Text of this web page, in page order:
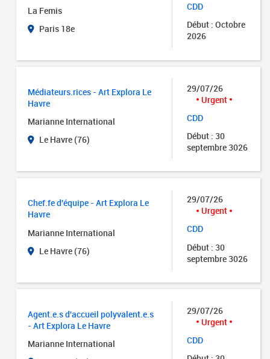
La Femis
Paris 18e
CDD
Début : Octobre
2026
Médiateurs.rices - Art Explora Le
Havre
Marianne International
Le Havre (76)
29/07/26
Urgent
CDD
Début : 30
septembre 3026
Chef.fe d'équipe - Art Explora Le
Havre
Marianne International
Le Havre (76)
29/07/26
Urgent
CDD
Début : 30
septembre 3026
Agent.e.s d'accueil polyvalent.e.s
- Art Explora Le Havre
Marianne International
29/07/26
Urgent
CDD